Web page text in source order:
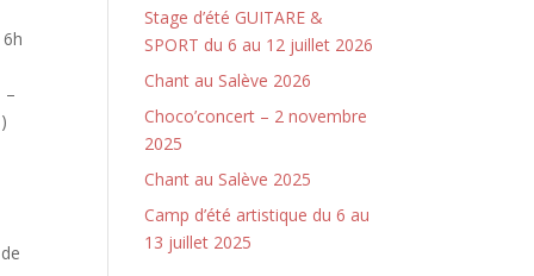
–
Stage d’été GUITARE &
SPORT du 6 au 12 juillet 2026
Chant au Salève 2026
Choco’concert – 2 novembre
2025
Chant au Salève 2025
Camp d’été artistique du 6 au
13 juillet 2025